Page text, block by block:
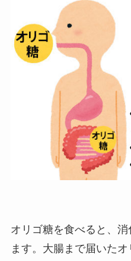
オリゴ糖を食べると、
ます。大腸まで届いた